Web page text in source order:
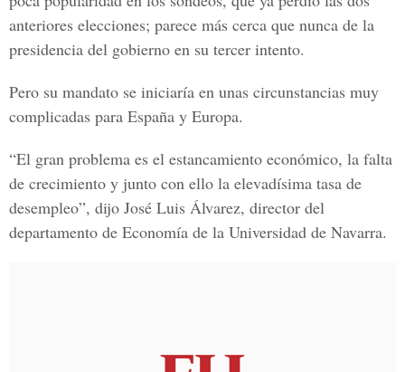
anteriores elecciones; parece más cerca que nunca de la
presidencia del gobierno en su tercer intento.
Pero su mandato se iniciaría en unas circunstancias muy
complicadas para España y Europa.
“El gran problema es el estancamiento económico, la falta
de crecimiento y junto con ello la elevadísima tasa de
desempleo”, dijo José Luis Álvarez, director del
departamento de Economía de la Universidad de Navarra.